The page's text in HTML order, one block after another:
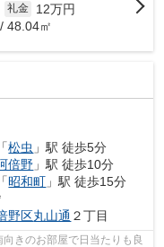
礼金
12万円
48.04㎡
「松虫 」駅 徒歩5分
倍野 」駅 徒歩10分
「昭和町 」駅 徒歩15分
野区丸山通 ２丁目
きのお部屋で日当たりも良